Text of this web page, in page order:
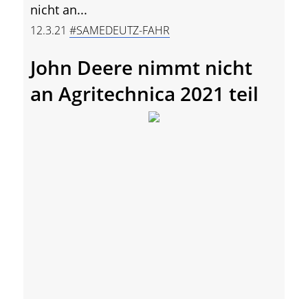
nicht an...
12.3.21 #SAMEDEUTZ-FAHR
John Deere nimmt nicht
an Agritechnica 2021 teil